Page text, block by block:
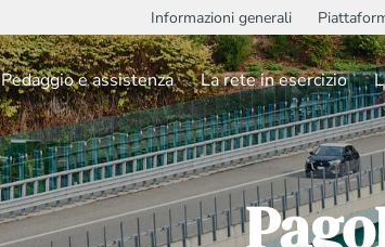
Informazioni generali
Pedaggio e assistenza La rete in esercizio